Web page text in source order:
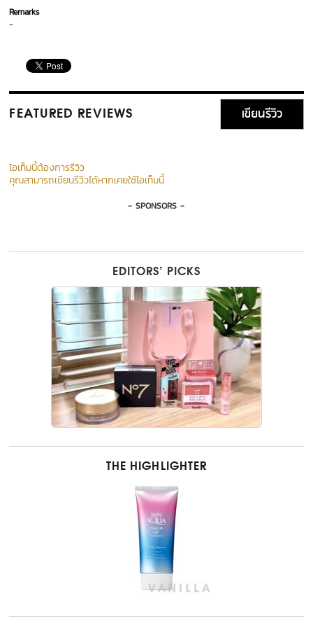
Remarks
-
FEATURED REVIEWS เขียนรีวิว
ไอเท็มนี้ต้องการรีวิว
คุณสามารถเขียนรีวิวได้หากเคยใช้ไอเท็มนี้
- SPONSORS -
EDITORS’ PICKS
THE HIGHLIGHTER